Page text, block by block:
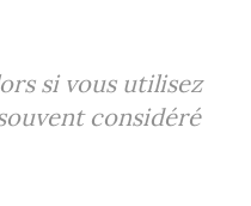
si vous utilisez
considéré